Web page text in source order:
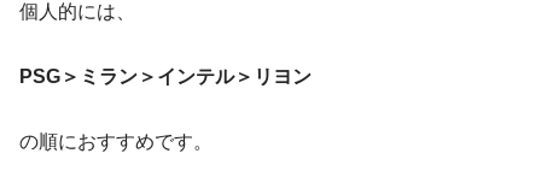
個人的には、
PSG＞ミラン＞インテル＞リヨン
の順におすすめです。